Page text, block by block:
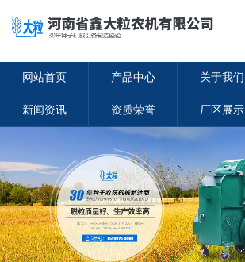
网站首页 产品中心 关于我们
新闻资讯 资质荣誉 厂区展示